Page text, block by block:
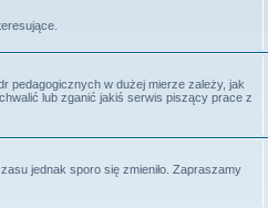
pedagogicznych w dużej mierze zależy, jak
lub zganić jakiś serwis piszący prace z
jednak sporo się zmieniło. Zapraszamy